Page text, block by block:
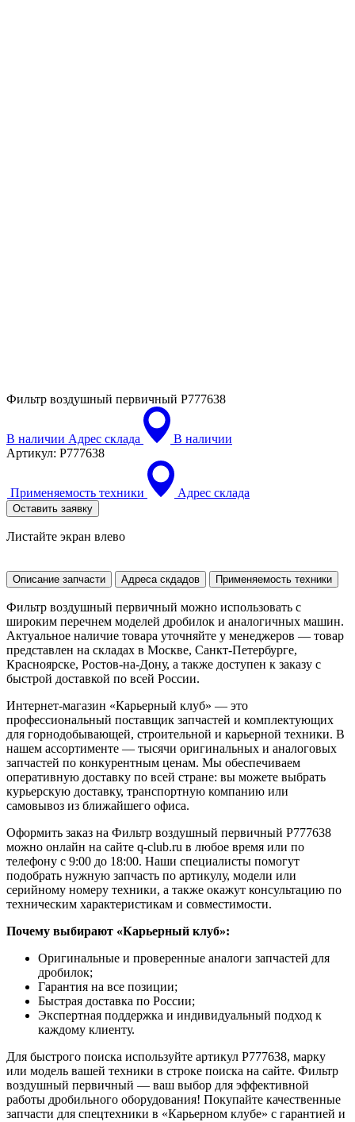
Фильтр воздушный первичный P777638
В наличии Адрес склада
В наличии
Артикул: P777638
Применяемость техники Адрес склада
Оставить заявку
Листайте экран влево
Описание запчасти Адреса скдадов Применяемость техники
Фильтр воздушный первичный можно использовать с
широким перечнем моделей дробилок и аналогичных машин.
Актуальное наличие товара уточняйте у менеджеров — товар
представлен на складах в Москве, Санкт-Петербурге,
Красноярске, Ростов-на-Дону, а также доступен к заказу с
быстрой доставкой по всей России.
Интернет-магазин «Карьерный клуб» — это
профессиональный поставщик запчастей и комплектующих
для горнодобывающей, строительной и карьерной техники. В
нашем ассортименте — тысячи оригинальных и аналоговых
запчастей по конкурентным ценам. Мы обеспечиваем
оперативную доставку по всей стране: вы можете выбрать
курьерскую доставку, транспортную компанию или
самовывоз из ближайшего офиса.
Оформить заказ на Фильтр воздушный первичный P777638
можно онлайн на сайте q-club.ru в любое время или по
телефону с 9:00 до 18:00. Наши специалисты помогут
подобрать нужную запчасть по артикулу, модели или
серийному номеру техники, а также окажут консультацию по
техническим характеристикам и совместимости.
Почему выбирают «Карьерный клуб»:
Оригинальные и проверенные аналоги запчастей для
дробилок;
Гарантия на все позиции;
Быстрая доставка по России;
Экспертная поддержка и индивидуальный подход к
каждому клиенту.
Для быстрого поиска используйте артикул P777638, марку
или модель вашей техники в строке поиска на сайте. Фильтр
воздушный первичный — ваш выбор для эффективной
работы дробильного оборудования! Покупайте качественные
запчасти для спецтехники в «Карьерном клубе» с гарантией и